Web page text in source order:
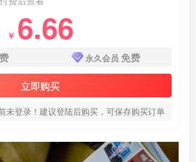
￥ 6.66
永久会员 免费
立即购买
未登录！建议登陆后购买，可保存购买订单